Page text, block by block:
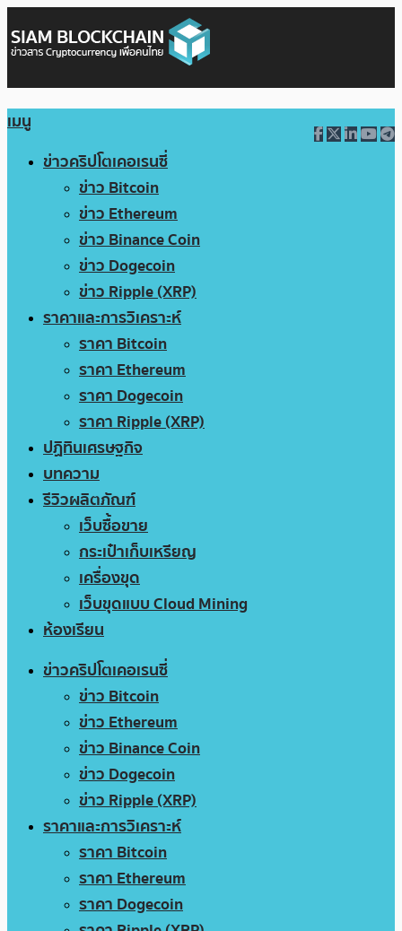
เมนู
ข่าวคริปโตเคอเรนซี่
ข่าว Bitcoin
ข่าว Ethereum
ข่าว Binance Coin
ข่าว Dogecoin
ข่าว Ripple (XRP)
ราคาและการวิเคราะห์
ราคา Bitcoin
ราคา Ethereum
ราคา Dogecoin
ราคา Ripple (XRP)
ปฏิทินเศรษฐกิจ
บทความ
รีวิวผลิตภัณฑ์
เว็บซื้อขาย
กระเป๋าเก็บเหรียญ
เครื่องขุด
เว็บขุดแบบ Cloud Mining
ห้องเรียน
ข่าวคริปโตเคอเรนซี่
ข่าว Bitcoin
ข่าว Ethereum
ข่าว Binance Coin
ข่าว Dogecoin
ข่าว Ripple (XRP)
ราคาและการวิเคราะห์
ราคา Bitcoin
ราคา Ethereum
ราคา Dogecoin